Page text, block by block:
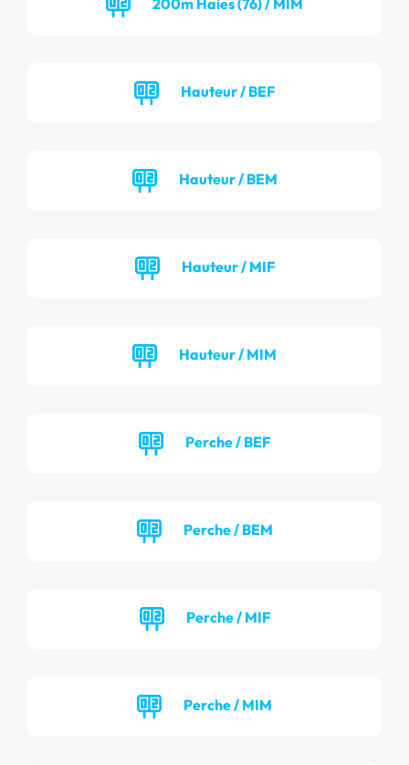
Hauteur / BEF
Hauteur / BEM
Hauteur / MIF
Hauteur / MIM
Perche / BEF
Perche / BEM
Perche / MIF
Perche / MIM